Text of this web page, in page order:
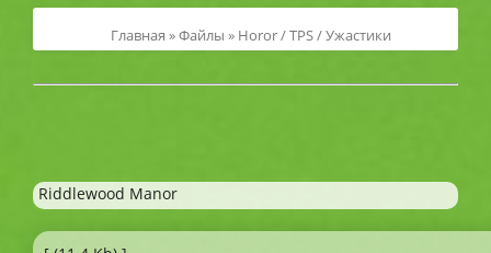
Главная »Файлы » Horor / TPS / Ужастики
Riddlewood Manor